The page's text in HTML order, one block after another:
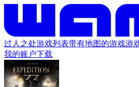
过人之处游戏列表带有地图的游戏游
我的账户下载